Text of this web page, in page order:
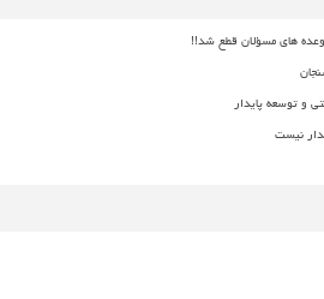
وعده های مسؤلان قطع شد!!
و توسعه پایدار
نیست